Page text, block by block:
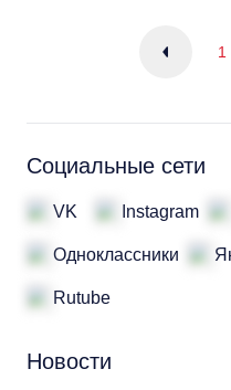
1
Новости
Социальные сети
VK Instagram
Одноклассники
Rutube